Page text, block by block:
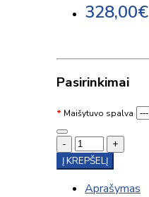
328,00€
Pasirinkimai
Maišytuvo spalva
-
+
Į KREPŠELĮ
Aprašymas